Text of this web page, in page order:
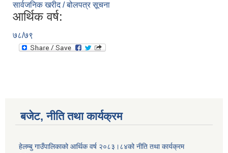
सार्वजनिक खरीद / बोलपत्र सूचना
आर्थिक वर्ष:
७८/७९
बजेट, नीति तथा कार्यक्रम
हेलम्बु गाउँपालिकाको आर्थिक वर्ष २०८३।८४को नीति तथा कार्यक्रम